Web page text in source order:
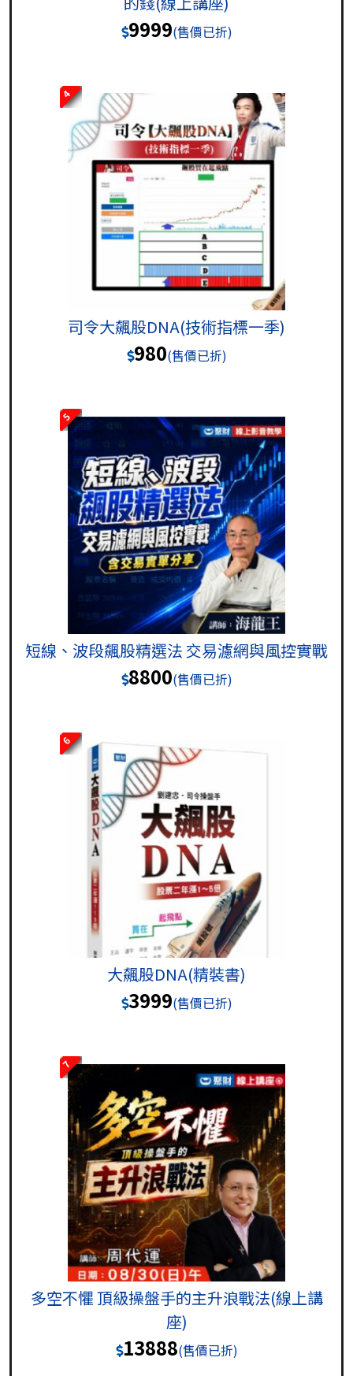
9999(售價已折)
4
司令大飆股DNA(技術指標一季)
980(售價已折)
5
短線、波段飆股精選法 交易濾網與風控實戰
8800(售價已折)
6
大飆股DNA(精裝書)
3999(售價已折)
7
多空不懼 頂級操盤手的主升浪戰法(線上講
座)
13888(售價已折)